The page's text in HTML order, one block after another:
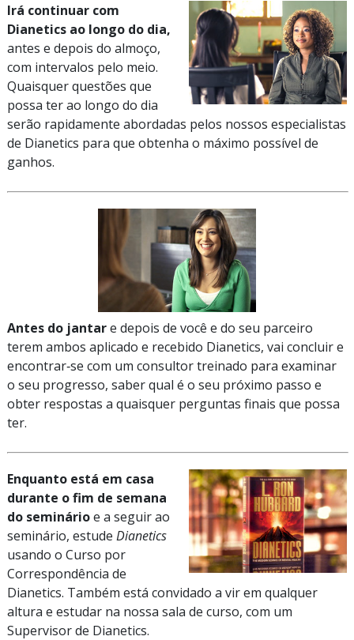
Irá continuar com
Dianetics ao longo do dia,
antes e depois do almoço,
com intervalos pelo meio.
Quaisquer questões que
possa ter ao longo do dia
serão rapidamente abordadas pelos nossos especialistas
de Dianetics para que obtenha o máximo possível de
ganhos.
Antes do jantare depois de você e do seu parceiro
terem ambos aplicado e recebido Dianetics, vai concluir e
encontrar‑se com um consultor treinado para examinar
o seu progresso, saber qual é o seu próximo passo e
obter respostas a quaisquer perguntas finais que possa
ter.
Enquanto está em casa
durante o fim de semana
do seminárioe a seguir ao
seminário, estude Dianetics
usando o Curso por
Correspondência de
Dianetics. Também está convidado a vir em qualquer
altura e estudar na nossa sala de curso, com um
Supervisor de Dianetics.